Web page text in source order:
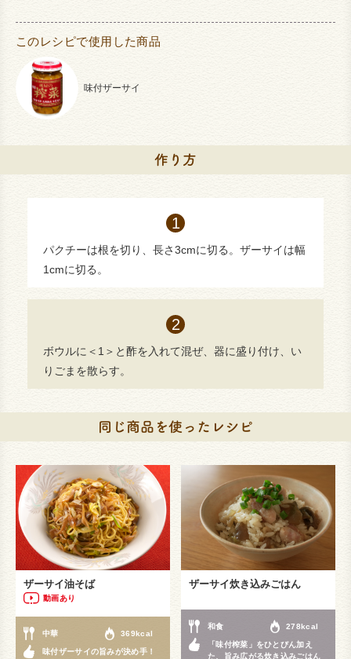
このレシピで使用した商品
味付ザーサイ
パクチーは根を切り、長さ3cmに切る。ザーサイは幅
1cmに切る。
ボウルに＜1＞と酢を入れて混ぜ、器に盛り付け、い
りごまを散らす。
ザーサイ油そば
動画あり
中華 369kcal
味付ザーサイの旨みが決め手！
ザーサイ炊き込みごはん
和食 278kcal
「味付榨菜」をひとびん加え
た、旨み広がる炊き込みごはん